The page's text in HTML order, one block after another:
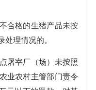
格的生猪产品未按
处理情况的。
宰厂（场）未按照
业农村主管部门责令